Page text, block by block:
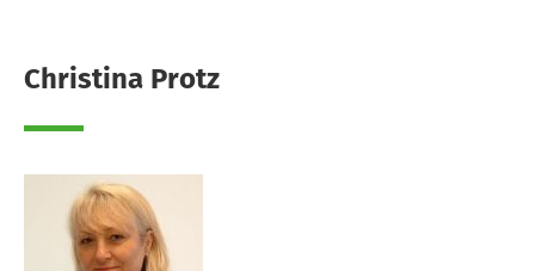
Christina Protz